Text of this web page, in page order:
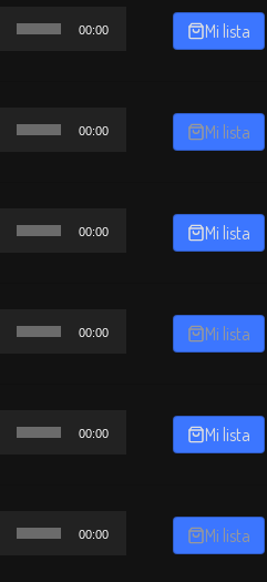
00:00 Mi lista
00:00 Mi lista
00:00 Mi lista
00:00 Mi lista
00:00 Mi lista
00:00 Mi lista